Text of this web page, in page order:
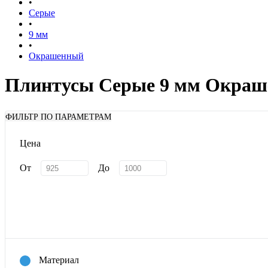
•
Серые
•
9 мм
•
Окрашенный
Плинтусы Серые 9 мм
ФИЛЬТР ПО ПАРАМЕТРАМ
Цена
От До
Материал